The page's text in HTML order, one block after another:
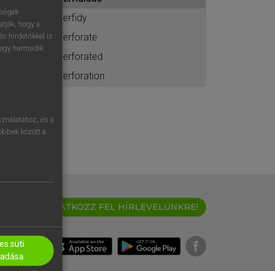
.
perfidy
perforate
perforated
perforation
IRATKOZZ FEL HÍRLEVELÜNKRE!
hogy a
hirdetőkkel is
harmadik
és a
között a
süti